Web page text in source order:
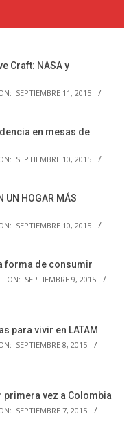
Craft: NASA y
SEPTIEMBRE 11, 2015
en mesas de
SEPTIEMBRE 10, 2015
UN HOGAR MÁS
SEPTIEMBRE 10, 2015
forma de consumir
ON: SEPTIEMBRE 9, 2015
para vivir en LATAM
SEPTIEMBRE 8, 2015
primera vez a Colombia
SEPTIEMBRE 7, 2015